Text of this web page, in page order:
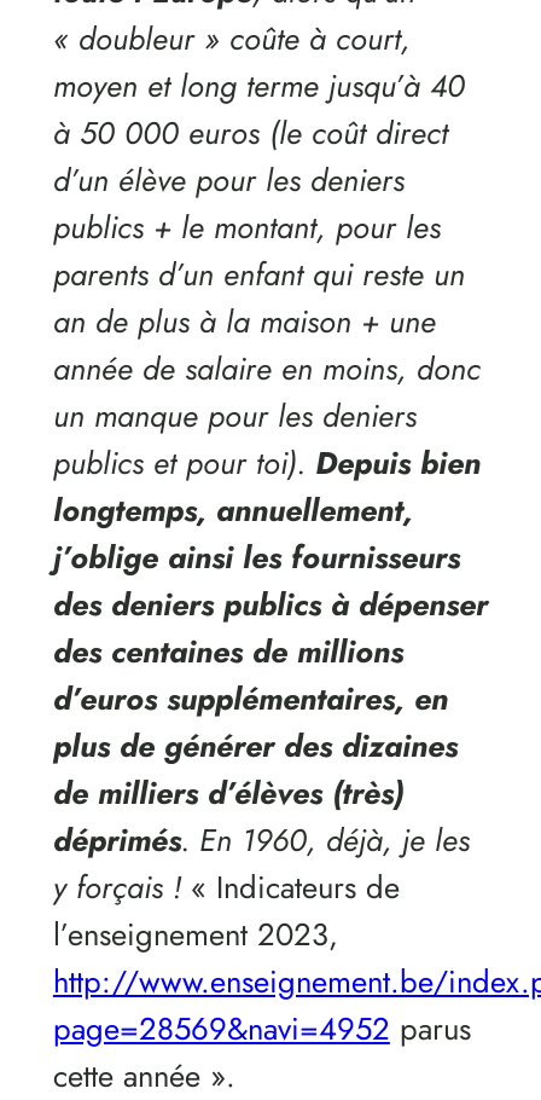
« doubleur » coûte à court,
moyen et long terme jusqu’à 40
à 50 000 euros (le coût direct
d’un élève pour les deniers
publics + le montant, pour les
parents d’un enfant qui reste un
an de plus à la maison + une
année de salaire en moins, donc
un manque pour les deniers
publics et pour toi). Depuis bien
longtemps, annuellement,
j’oblige ainsi les fournisseurs
des deniers publics à dépenser
des centaines de millions
d’euros supplémentaires, en
plus de générer des dizaines
de milliers d’élèves (très)
déprimés. En 1960, déjà, je les
y forçais ! « Indicateurs de
l’enseignement 2023,
http://www.enseignement.be/
page=28569&navi=4952 parus
cette année ».